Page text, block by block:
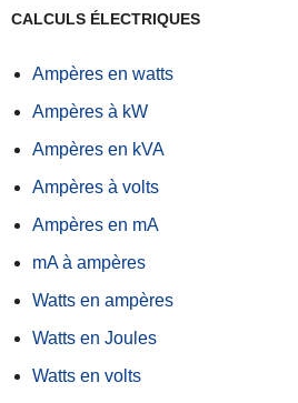
CALCULS ÉLECTRIQUES
Ampères en watts
Ampères à kW
Ampères en kVA
Ampères à volts
Ampères en mA
mA à ampères
Watts en ampères
Watts en Joules
Watts en volts